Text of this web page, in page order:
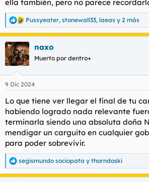
www.abc.es
Y, reflexionarán ustedes... "Entonces
habrá denunciado ante la Policía o los
NO. Lo hace público pero calla la presunta
únicamente a que fue "una ex-pareja".
señora... Con un par! Contentos tienen que
identidades se conocen y fueron algo de
Como hay casos, tal es el presente, que
porque no hay datos concretos, ni
este es el hilo para casc'alos.
ella también, pero no parece
R
e
c
c
i
e
:
Pussyeater, stonewall33, laeas y 2 más
naxo
Muerto por dentro+
9 Dic 2024
Lo que tiene ver llegar el final de tu
habiendo logrado nada relevante
terminarla siendo una absoluta doña
mendigar un carguito en cualquier
para poder sobrevivir.
R
e
a
segismundo sociopata y thorndoski